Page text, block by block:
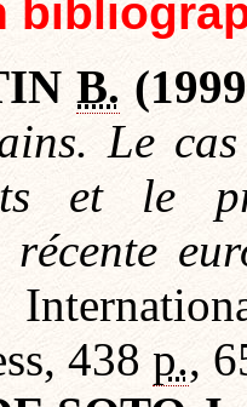
B.
Le
et le
, 438 p.,